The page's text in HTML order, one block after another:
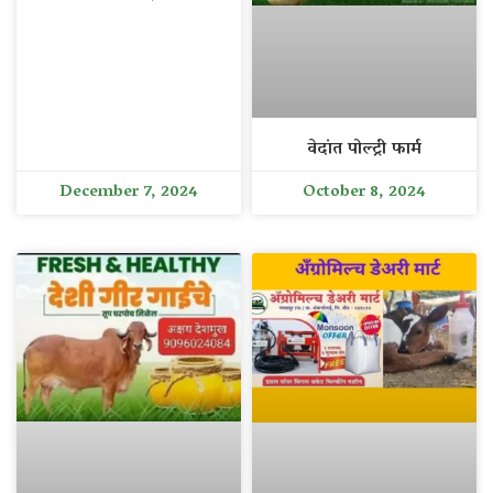
December 7, 2024
वेदांत पोल्ट्री फार्म
October 8, 2024